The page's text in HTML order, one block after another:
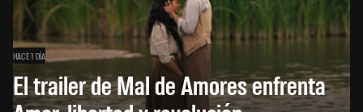
HACE 1 DÍA
El trailer de Mal de Amores enfrenta